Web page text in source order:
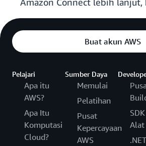
Buat akun AWS
Pelajari
Apa itu
AWS?
Apa Itu
Komputasi
Cloud?
Sumber Daya
Memulai
Pelatihan
Pusat
Kepercayaan
AWS
Alat